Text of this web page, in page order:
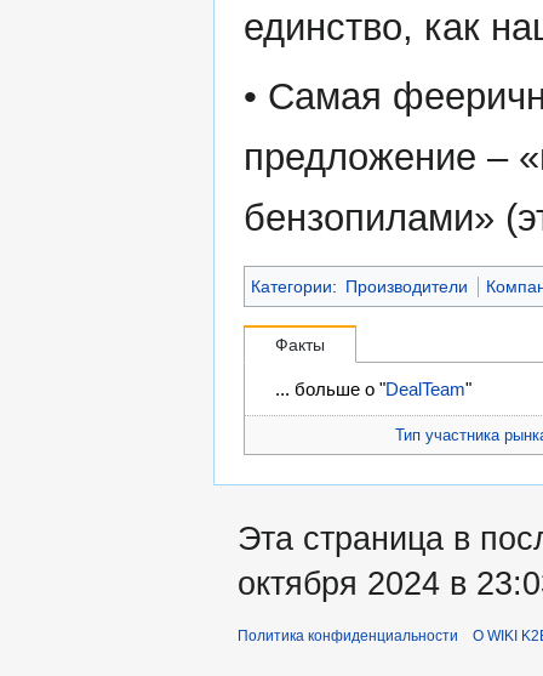
единство, как
• Самая
предложение –
бензопилами»
Категории: Производители
Факты
... больше о "DealTeam"
Тип участника
Эта страница в
октября 2024 в
Политика конфиденциальности О WIKI